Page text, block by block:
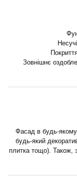
Зовнішнє
Фасад в будь-якому
будь-який
плитка тощо).